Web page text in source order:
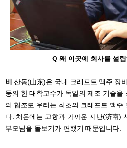
Q 왜 이곳에 회사를 설
비 산동(山东)은 국내 크래프트 맥주 장
둥의 한 대학교수가 독일의 제조 기술을
의 협조로 우리는 최초의 크래프트 맥주
다. 처음에는 고향과 가까운 지난(济南)
부모님을 돌보기가 편했기 때문입니다.